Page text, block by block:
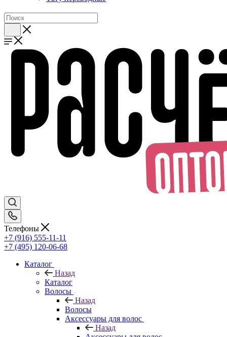
Телефоны
+7 (916) 555-11-11
+7 (495) 120-06-68
Каталог
Назад
Каталог
Волосы
Назад
Волосы
Аксессуары для волос
Назад